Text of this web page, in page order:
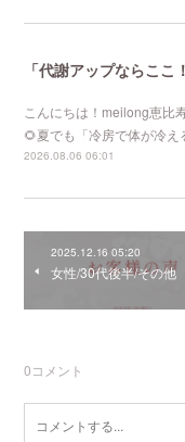
こんにちは！meilong恵比
🌻夏でも「冷房で体が冷
2026.08.06 06:01
2025.12.16 05:20
女性/30代後半/その他
0コメント